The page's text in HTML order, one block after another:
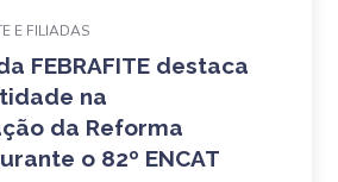
E FILIADAS
FEBRAFITE destaca
na
da Reforma
o 82º ENCAT